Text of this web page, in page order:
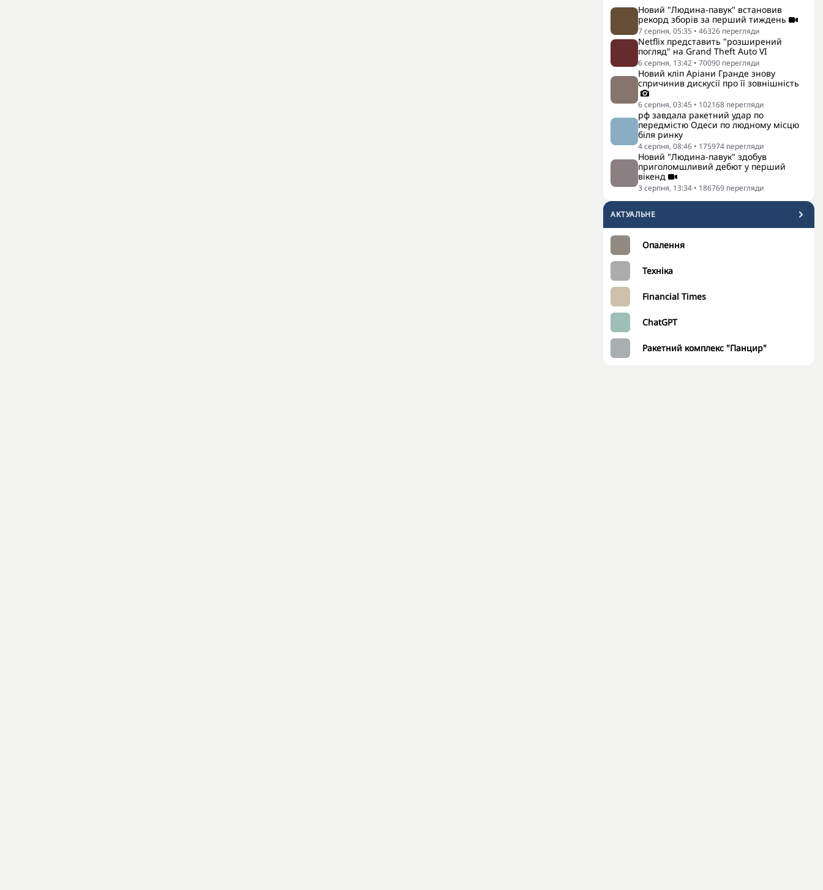
Новий "Людина-павук" встановив
рекорд зборів за перший тиждень
7 серпня, 05:35 • 46326 перегляди
Netflix представить "розширений
погляд" на Grand Theft Auto VI
6 серпня, 13:42 • 70090 перегляди
Новий кліп Аріани Гранде знову
спричинив дискусії про її зовнішність
6 серпня, 03:45 • 102168 перегляди
рф завдала ракетний удар по
передмістю Одеси по людному місцю
біля ринку
4 серпня, 08:46 • 175974 перегляди
Новий "Людина-павук" здобув
приголомшливий дебют у перший
вікенд
3 серпня, 13:34 • 186769 перегляди
АКТУАЛЬНЕ
Опалення
Техніка
Financial Times
ChatGPT
Ракетний комплекс "Панцир"